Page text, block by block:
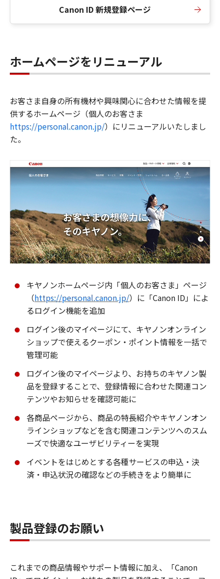
Canon ID 新規登録ページ
ホームページをリニューアル
お客さま自身の所有機材や興味関心に合わせた情報を提
供するホームページ（個人のお客さま
https://personal.canon.jp/）にリニューアルいたしまし
た。
キヤノンホームページ内「個人のお客さま」ページ
（https://personal.canon.jp/）に「Canon ID」によ
るログイン機能を追加
ログイン後のマイページにて、キヤノンオンライン
ショップで使えるクーポン・ポイント情報を一括で
管理可能
ログイン後のマイページより、お持ちのキヤノン製
品を登録することで、登録情報に合わせた関連コン
テンツやお知らせを確認可能に
各商品ページから、商品の特長紹介やキヤノンオン
ラインショップなどを含む関連コンテンツへのスム
ーズで快適なユーザビリティーを実現
イベントをはじめとする各種サービスの申込・決
済・申込状況の確認などの手続きをより簡単に
製品登録のお願い
これまでの商品情報やサポート情報に加え、「Canon